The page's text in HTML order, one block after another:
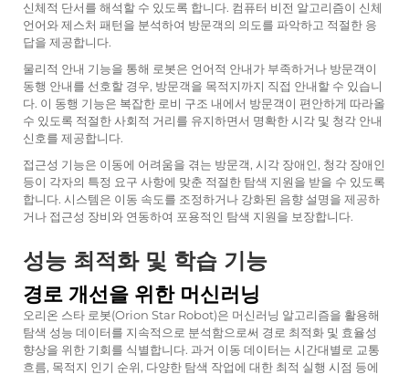
신체적 단서를 해석할 수 있도록 합니다. 컴퓨터 비전 알고리즘이 신체
언어와 제스처 패턴을 분석하여 방문객의 의도를 파악하고 적절한 응
답을 제공합니다.
물리적 안내 기능을 통해 로봇은 언어적 안내가 부족하거나 방문객이
동행 안내를 선호할 경우, 방문객을 목적지까지 직접 안내할 수 있습니
다. 이 동행 기능은 복잡한 로비 구조 내에서 방문객이 편안하게 따라올
수 있도록 적절한 사회적 거리를 유지하면서 명확한 시각 및 청각 안내
신호를 제공합니다.
접근성 기능은 이동에 어려움을 겪는 방문객, 시각 장애인, 청각 장애인
등이 각자의 특정 요구 사항에 맞춘 적절한 탐색 지원을 받을 수 있도록
합니다. 시스템은 이동 속도를 조정하거나 강화된 음향 설명을 제공하
거나 접근성 장비와 연동하여 포용적인 탐색 지원을 보장합니다.
성능 최적화 및 학습 기능
경로 개선을 위한 머신러닝
오리온 스타 로봇(Orion Star Robot)은 머신러닝 알고리즘을 활용해
탐색 성능 데이터를 지속적으로 분석함으로써 경로 최적화 및 효율성
향상을 위한 기회를 식별합니다. 과거 이동 데이터는 시간대별로 교통
흐름, 목적지 인기 순위, 다양한 탐색 작업에 대한 최적 실행 시점 등에